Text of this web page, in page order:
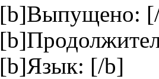
[b]Выпущено: [/
[b]Язык: [/b]